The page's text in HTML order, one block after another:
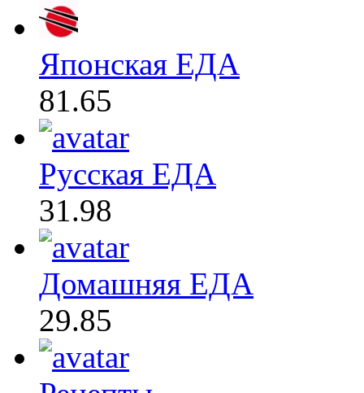
Японская ЕДА
81.65
Русская ЕДА
31.98
Домашняя ЕДА
29.85